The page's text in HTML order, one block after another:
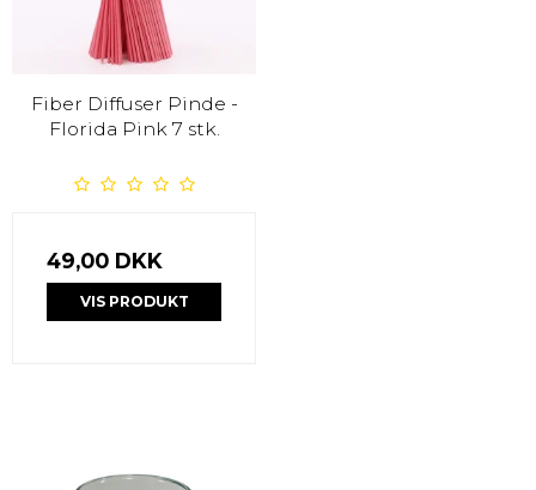
Fiber Diffuser Pinde -
Florida Pink 7 stk.
49,00 DKK
VIS PRODUKT